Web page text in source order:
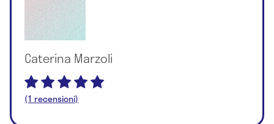
Caterina Marzoli
(1 recensioni)